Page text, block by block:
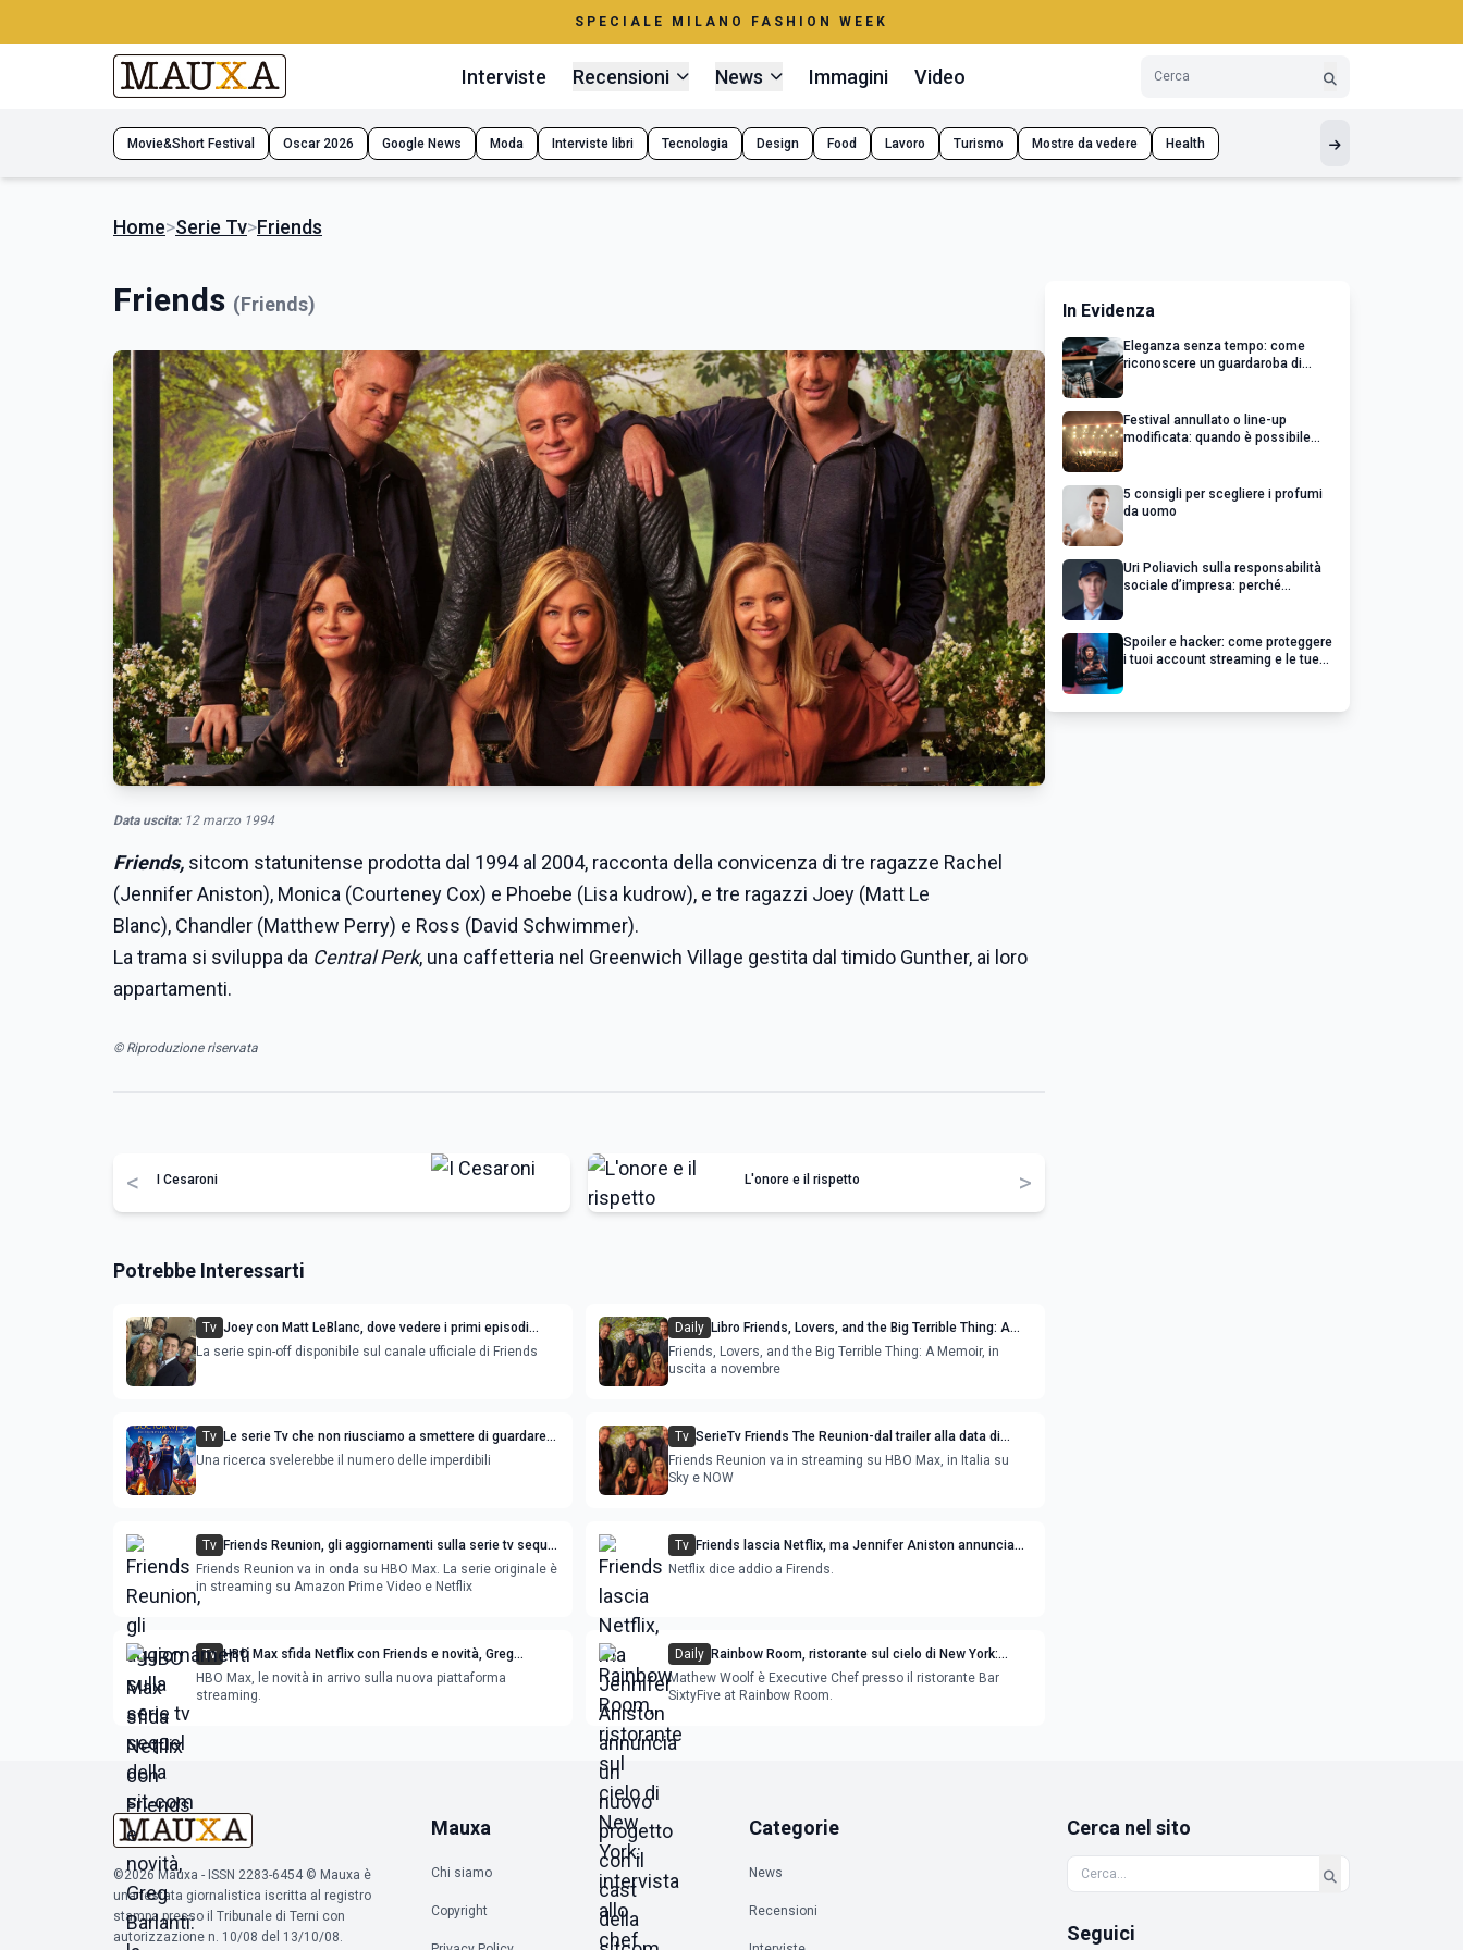
SPECIALE MILANO FASHION WEEK
Interviste Recensioni News Immagini Video
Movie&Short Festival Oscar 2026 Google News Moda Interviste libri Tecnologia Design Food Lavoro Turismo Mostre da vedere Health
Home>Serie Tv>Friends
Friends (Friends)
Data uscita:12 marzo 1994
Friends, sitcom statunitense prodotta dal 1994 al 2004, racconta della convicenza di tre ragazze Rachel
(Jennifer Aniston), Monica (Courteney Cox) e Phoebe (Lisa kudrow), e tre ragazzi Joey (Matt Le
Blanc), Chandler (Matthew Perry) e Ross (David Schwimmer).
La trama si sviluppa da Central Perk, una caffetteria nel Greenwich Village gestita dal timido Gunther, ai loro
appartamenti.
© Riproduzione riservata
< I Cesaroni L'onore e il rispetto >
Potrebbe Interessarti
Tv Joey con Matt LeBlanc, dove vedere i primi episodi
della serie tv spin-off di Friends
La serie spin-off disponibile sul canale ufficiale di Friends
Daily Libro Friends, Lovers, and the Big Terrible Thing: A
Memoir di Matthew Perry
Friends, Lovers, and the Big Terrible Thing: A Memoir, in
uscita a novembre
Tv Le serie Tv che non riusciamo a smettere di guardare
sono 20
Una ricerca svelerebbe il numero delle imperdibili
Tv SerieTv Friends The Reunion-dal trailer alla data di
rilascio per la sitcom più amata di sempre
Friends Reunion va in streaming su HBO Max, in Italia su
Sky e NOW
Tv Friends Reunion, gli aggiornamenti sulla serie tv sequel
della sit-com
Friends Reunion va in onda su HBO Max. La serie originale è
in streaming su Amazon Prime Video e Netflix
Tv Friends lascia Netflix, ma Jennifer Aniston annuncia
un nuovo progetto con il cast della sitcom
Netflix dice addio a Firends.
Tv HBO Max sfida Netflix con Friends e novità, Greg
Barlanti: la scelta per gli spettatori
HBO Max, le novità in arrivo sulla nuova piattaforma
streaming.
Daily Rainbow Room, ristorante sul cielo di New York:
intervista allo chef Mathew Woolf
Mathew Woolf è Executive Chef presso il ristorante Bar
SixtyFive at Rainbow Room.
In Evidenza
Eleganza senza tempo: come
riconoscere un guardaroba di
Festival annullato o line-up
modificata: quando è possibile
5 consigli per scegliere i profumi
da uomo
Uri Poliavich sulla responsabilità
sociale d’impresa: perché
Spoiler e hacker: come proteggere
i tuoi account streaming e le tue
©2026 Mauxa - ISSN 2283-6454 © Mauxa è
una testata giornalistica iscritta al registro
stampa presso il Tribunale di Terni con
autorizzazione n. 10/08 del 13/10/08.
Mauxa
Chi siamo
Copyright
Categorie
News
Recensioni
Cerca nel sito
Seguici